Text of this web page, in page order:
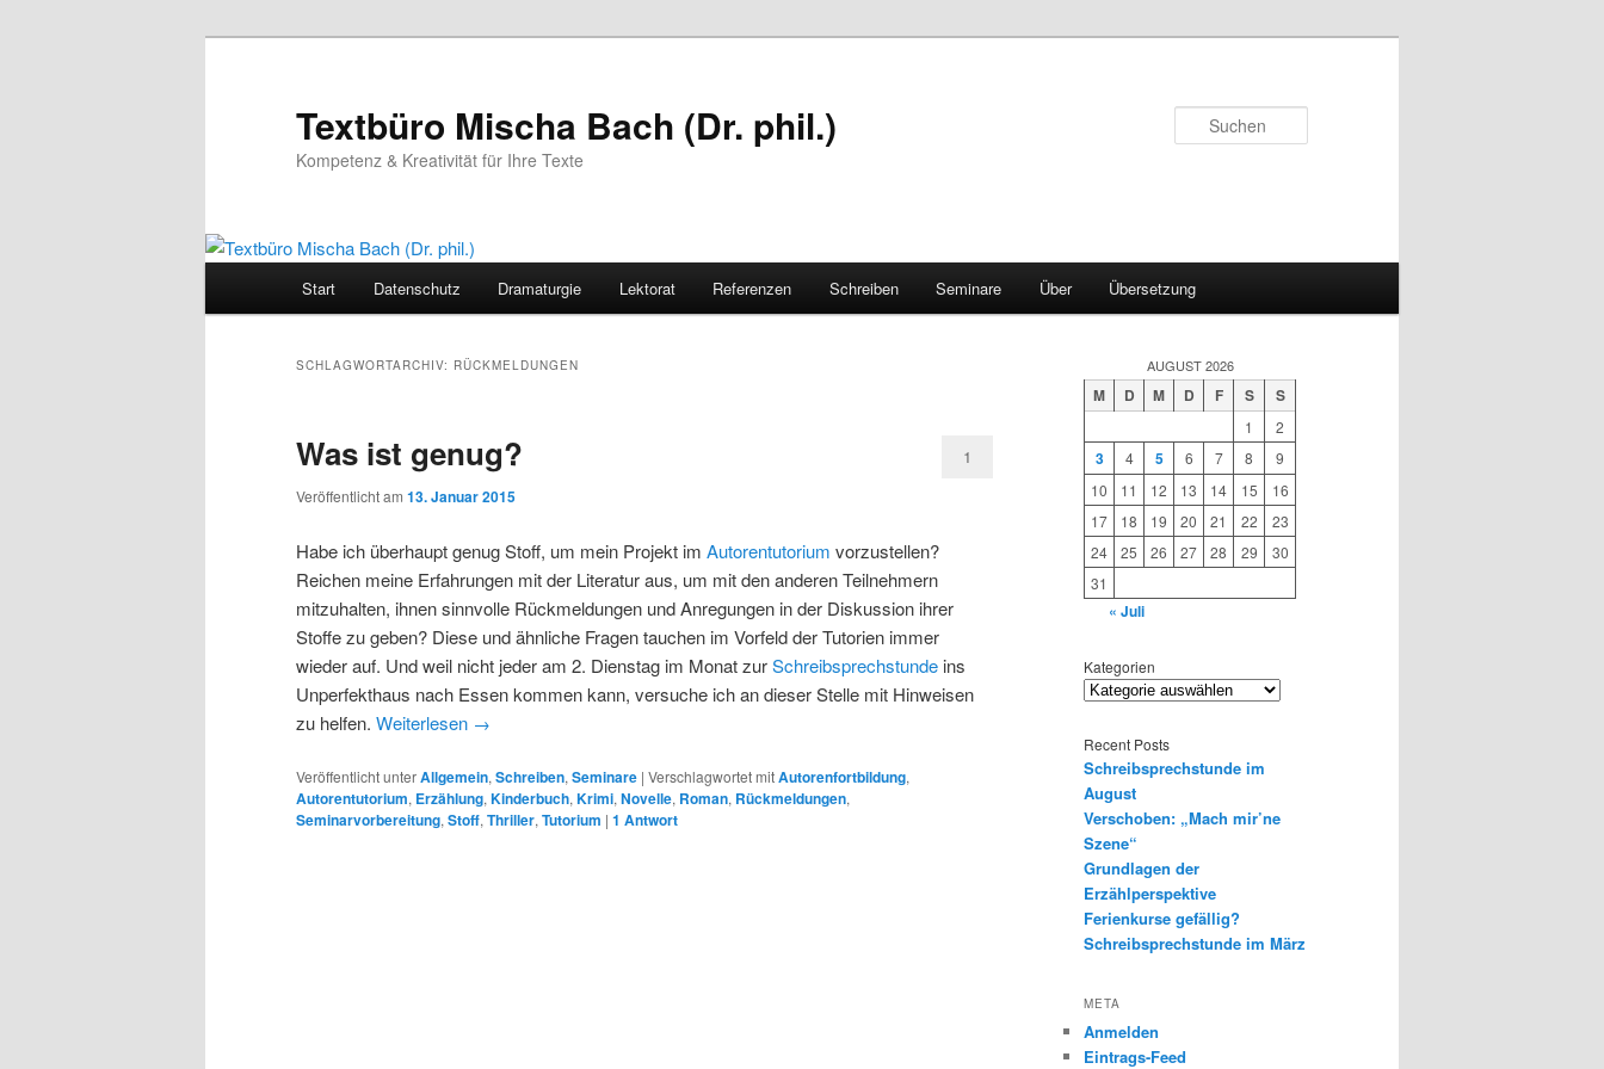
Textbüro Mischa Bach (Dr. phil.)
Kompetenz & Kreativität für Ihre Texte
Start Datenschutz Dramaturgie Lektorat Referenzen Schreiben Seminare Über Übersetzung
SCHLAGWORTARCHIV: RÜCKMELDUNGEN
Was ist genug?
Veröffentlicht am 13. Januar 2015
1
Habe ich überhaupt genug Stoff, um mein Projekt im Autorentutorium vorzustellen?
Reichen meine Erfahrungen mit der Literatur aus, um mit den anderen Teilnehmern
mitzuhalten, ihnen sinnvolle Rückmeldungen und Anregungen in der Diskussion ihrer
Stoffe zu geben? Diese und ähnliche Fragen tauchen im Vorfeld der Tutorien immer
wieder auf. Und weil nicht jeder am 2. Dienstag im Monat zurSchreibsprechstunde ins
Unperfekthaus nach Essen kommen kann, versuche ich an dieser Stelle mit Hinweisen
zu helfen. Weiterlesen →
Veröffentlicht unterAllgemein, Schreiben, Seminare | Verschlagwortet mitAutorenfortbildung,
Autorentutorium, Erzählung, Kinderbuch, Krimi, Novelle, Roman, Rückmeldungen,
Seminarvorbereitung, Stoff, Thriller, Tutorium | 1 Antwort
AUGUST 2026
M D M D F S S
1 2
3 4 5 6 7 8
9
10
11 12 13 14 15
16
17
18 19 20 21 22
23
24
25 26 27 28 29
30
31
« Juli
Kategorien
Recent Posts
Schreibsprechstunde im
August
Verschoben: „Mach mir’ne
Szene“
Grundlagen der
Erzählperspektive
Ferienkurse gefällig?
Schreibsprechstunde im März
META
Anmelden
Eintrags-Feed